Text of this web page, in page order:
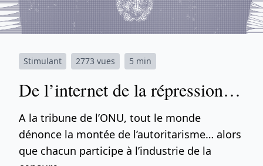
Stimulant 2773 vues 5 min
De l’internet de la répression…
A la tribune de l’ONU, tout le monde
dénonce la montée de l’autoritarisme… alors
que chacun participe à l’industrie de la